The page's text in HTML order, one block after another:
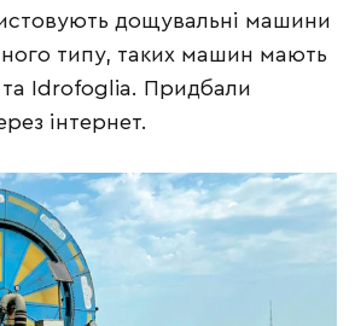
дощувальні машини
типу, таких машин мають
Idrofoglia. Придбали
інтернет.